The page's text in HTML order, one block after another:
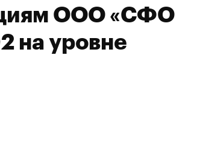
ООО «СФО
на уровне